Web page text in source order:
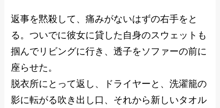
返事を黙殺して、痛みがないはずの右手をと
る。ついでに彼女に貸した自身のスウェットも
掴んでリビングに行き、透子をソファーの前に
座らせた。
脱衣所にとって返し、ドライヤーと、洗濯籠の
影に転がる吹き出し口、それから新しいタオル